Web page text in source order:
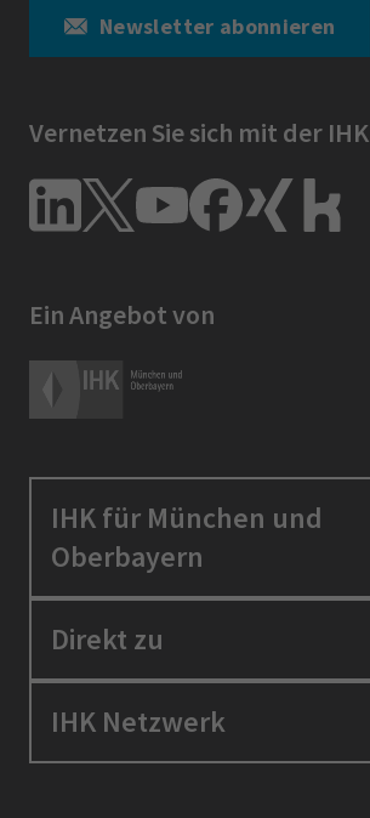
Newsletter abonnieren
Vernetzen Sie sich mit der IHK
Ein Angebot von
IHK für München und
Oberbayern
Standortpolitik
Berufszugang
Direkt zu
Positionen
IHK Netzwerk